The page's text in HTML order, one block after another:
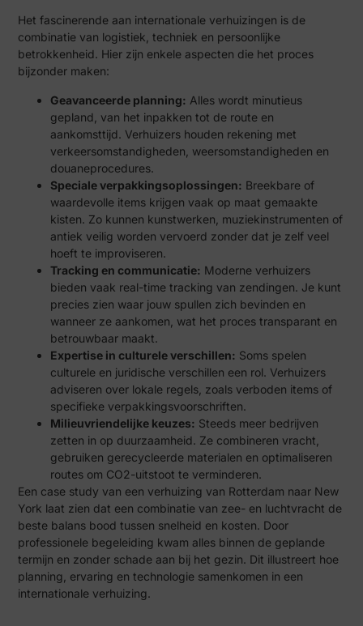
Het fascinerende aan internationale verhuizingen is de
combinatie van logistiek, techniek en persoonlijke
betrokkenheid. Hier zijn enkele aspecten die het proces
bijzonder maken:
Geavanceerde planning: Alles wordt minutieus
gepland, van het inpakken tot de route en
aankomsttijd. Verhuizers houden rekening met
verkeersomstandigheden, weersomstandigheden en
douaneprocedures.
Speciale verpakkingsoplossingen: Breekbare of
waardevolle items krijgen vaak op maat gemaakte
kisten. Zo kunnen kunstwerken, muziekinstrumenten of
antiek veilig worden vervoerd zonder dat je zelf veel
hoeft te improviseren.
Tracking en communicatie: Moderne verhuizers
bieden vaak real-time tracking van zendingen. Je kunt
precies zien waar jouw spullen zich bevinden en
wanneer ze aankomen, wat het proces transparant en
betrouwbaar maakt.
Expertise in culturele verschillen: Soms spelen
culturele en juridische verschillen een rol. Verhuizers
adviseren over lokale regels, zoals verboden items of
specifieke verpakkingsvoorschriften.
Milieuvriendelijke keuzes: Steeds meer bedrijven
zetten in op duurzaamheid. Ze combineren vracht,
gebruiken gerecycleerde materialen en optimaliseren
routes om CO2-uitstoot te verminderen.
Een case study van een verhuizing van Rotterdam naar New
York laat zien dat een combinatie van zee- en luchtvracht de
beste balans bood tussen snelheid en kosten. Door
professionele begeleiding kwam alles binnen de geplande
termijn en zonder schade aan bij het gezin. Dit illustreert hoe
planning, ervaring en technologie samenkomen in een
internationale verhuizing.